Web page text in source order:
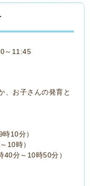
～11:45
、お子さんの発育と
時10分）
10時）
40分～10時50分）